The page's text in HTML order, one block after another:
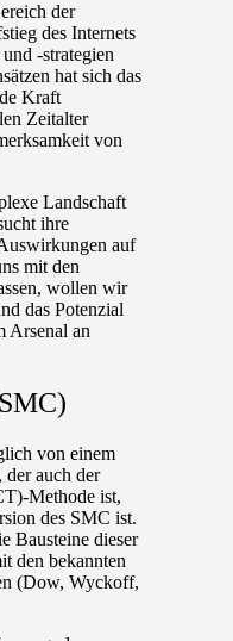
der
des Internets
-strategien
hat sich das
Kraft
Zeitalter
von
Landschaft
ihre
auf
mit den
wollen wir
das Potenzial
Arsenal an
von einem
der auch der
Methode ist,
des SMC ist.
Bausteine ​​dieser
den bekannten
(Dow, Wyckoff,